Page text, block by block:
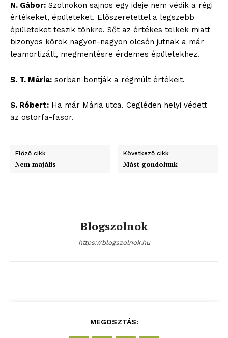
ELŐFIZETÉS
bSZ fiók
N. Gábor: Szolnokon sajnos egy ideje nem védik a régi
értékeket, épületeket. Előszeretettel a legszebb
épületeket teszik tönkre. Sőt az értékes telkek miatt
bizonyos körök nagyon-nagyon olcsón jutnak a már
leamortizált, megmentésre érdemes épületekhez.
S. T. Mária: sorban bontják a régmúlt értékeit.
S. Róbert: Ha már Mária utca. Cegléden helyi védett
az ostorfa-fasor.
Előző cikk
Nem majális
Következő cikk
Mást gondolunk
Blogszolnok
https://blogszolnok.hu
MEGOSZTÁS: